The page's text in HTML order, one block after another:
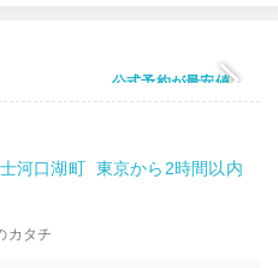
公式予約が最安値
河口湖町 東京から2時間以内
カタチ